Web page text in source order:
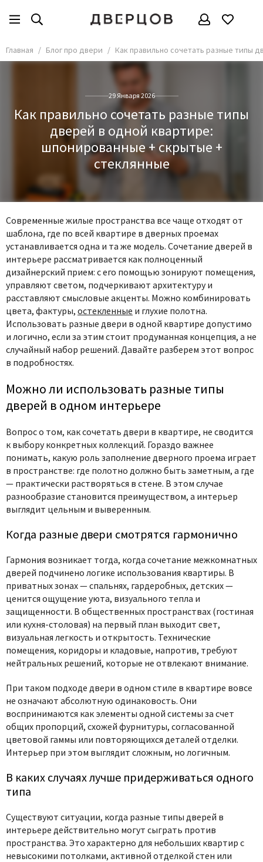
Главная Блог про двери Как правильно сочетать разные типы
29 Января 2026
Как правильно сочетать разные типы
дверей в одной квартире:
шпонированные + скрытые +
стеклянные
Современные жилые пространства все чаще отходят от
шаблона, где по всей квартире в дверных проемах
устанавливается одна и та же модель. Сочетание дверей в
интерьере рассматривается как полноценный
дизайнерский прием: с его помощью зонируют помещения,
управляют светом, подчеркивают архитектуру и
расставляют смысловые акценты. Можно комбинировать
цвета, фактуры, остекленные и глухие полотна.
Использовать разные двери в одной квартире допустимо
и логично, если за этим стоит продуманная концепция, а не
случайный набор решений. Давайте разберем этот вопрос
в подробностях.
Можно ли использовать разные типы
дверей в одном интерьере
Вопрос о том, как сочетать двери в квартире, не сводится
к выбору конкретных коллекций. Гораздо важнее
понимать, какую роль заполнение дверного проема играет
в пространстве: где полотно должно быть заметным, а где
— практически растворяться в стене. В этом случае
разнообразие становится преимуществом, а интерьер
выглядит цельным и выверенным.
Когда разные двери смотрятся гармонично
Гармония возникает тогда, когда сочетание межкомнатных
дверей подчинено логике использования квартиры. В
приватных зонах — спальнях, гардеробных, детских —
ценится ощущение уюта, визуального тепла и
защищенности. В общественных пространствах (гостиная
или кухня-столовая) на первый план выходит свет,
визуальная легкость и открытость. Технические
помещения, коридоры и кладовые, напротив, требуют
нейтральных решений, которые не отвлекают внимание.
При таком подходе двери в одном стиле в квартире вовсе
не означают абсолютную одинаковость. Они
воспринимаются как элементы одной системы за счет
общих пропорций, схожей фурнитуры, согласованной
цветовой гаммы или повторяющихся деталей отделки.
Интерьер при этом выглядит сложным, но логичным.
В каких случаях лучше придерживаться одного
типа
Существуют ситуации, когда разные типы дверей в
интерьере действительно могут сыграть против
пространства. Это характерно для небольших квартир с
невысокими потолками, активной отделкой стен или